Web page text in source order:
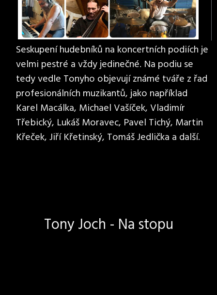
Seskupení hudebníků na koncertních podiích je
velmi pestré a vždy jedinečné. Na podiu se
tedy vedle Tonyho objevují známé tváře z řad
profesionálních muzikantů, jako například
Karel Macálka, Michael Vašíček, Vladimír
Třebický, Lukáš Moravec, Pavel Tichý, Martin
Křeček, Jiří Křetinský, Tomáš Jedlička a další.
Tony Joch - Na stopu